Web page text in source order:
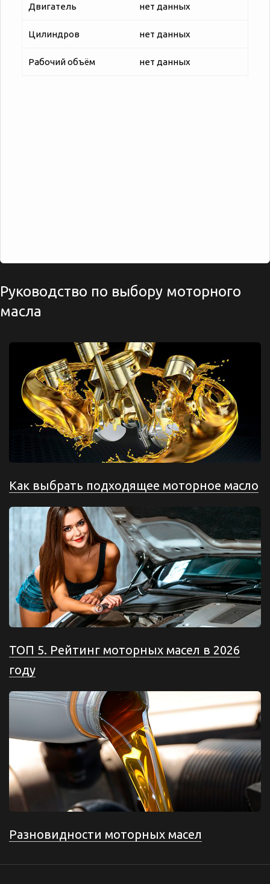
Двигатель нет данных
Цилиндров нет данных
Рабочий объём нет данных
Руководство по выбору моторного
масла
Как выбрать подходящее моторное масло
ТОП 5. Рейтинг моторных масел в 2026
году
Разновидности моторных масел